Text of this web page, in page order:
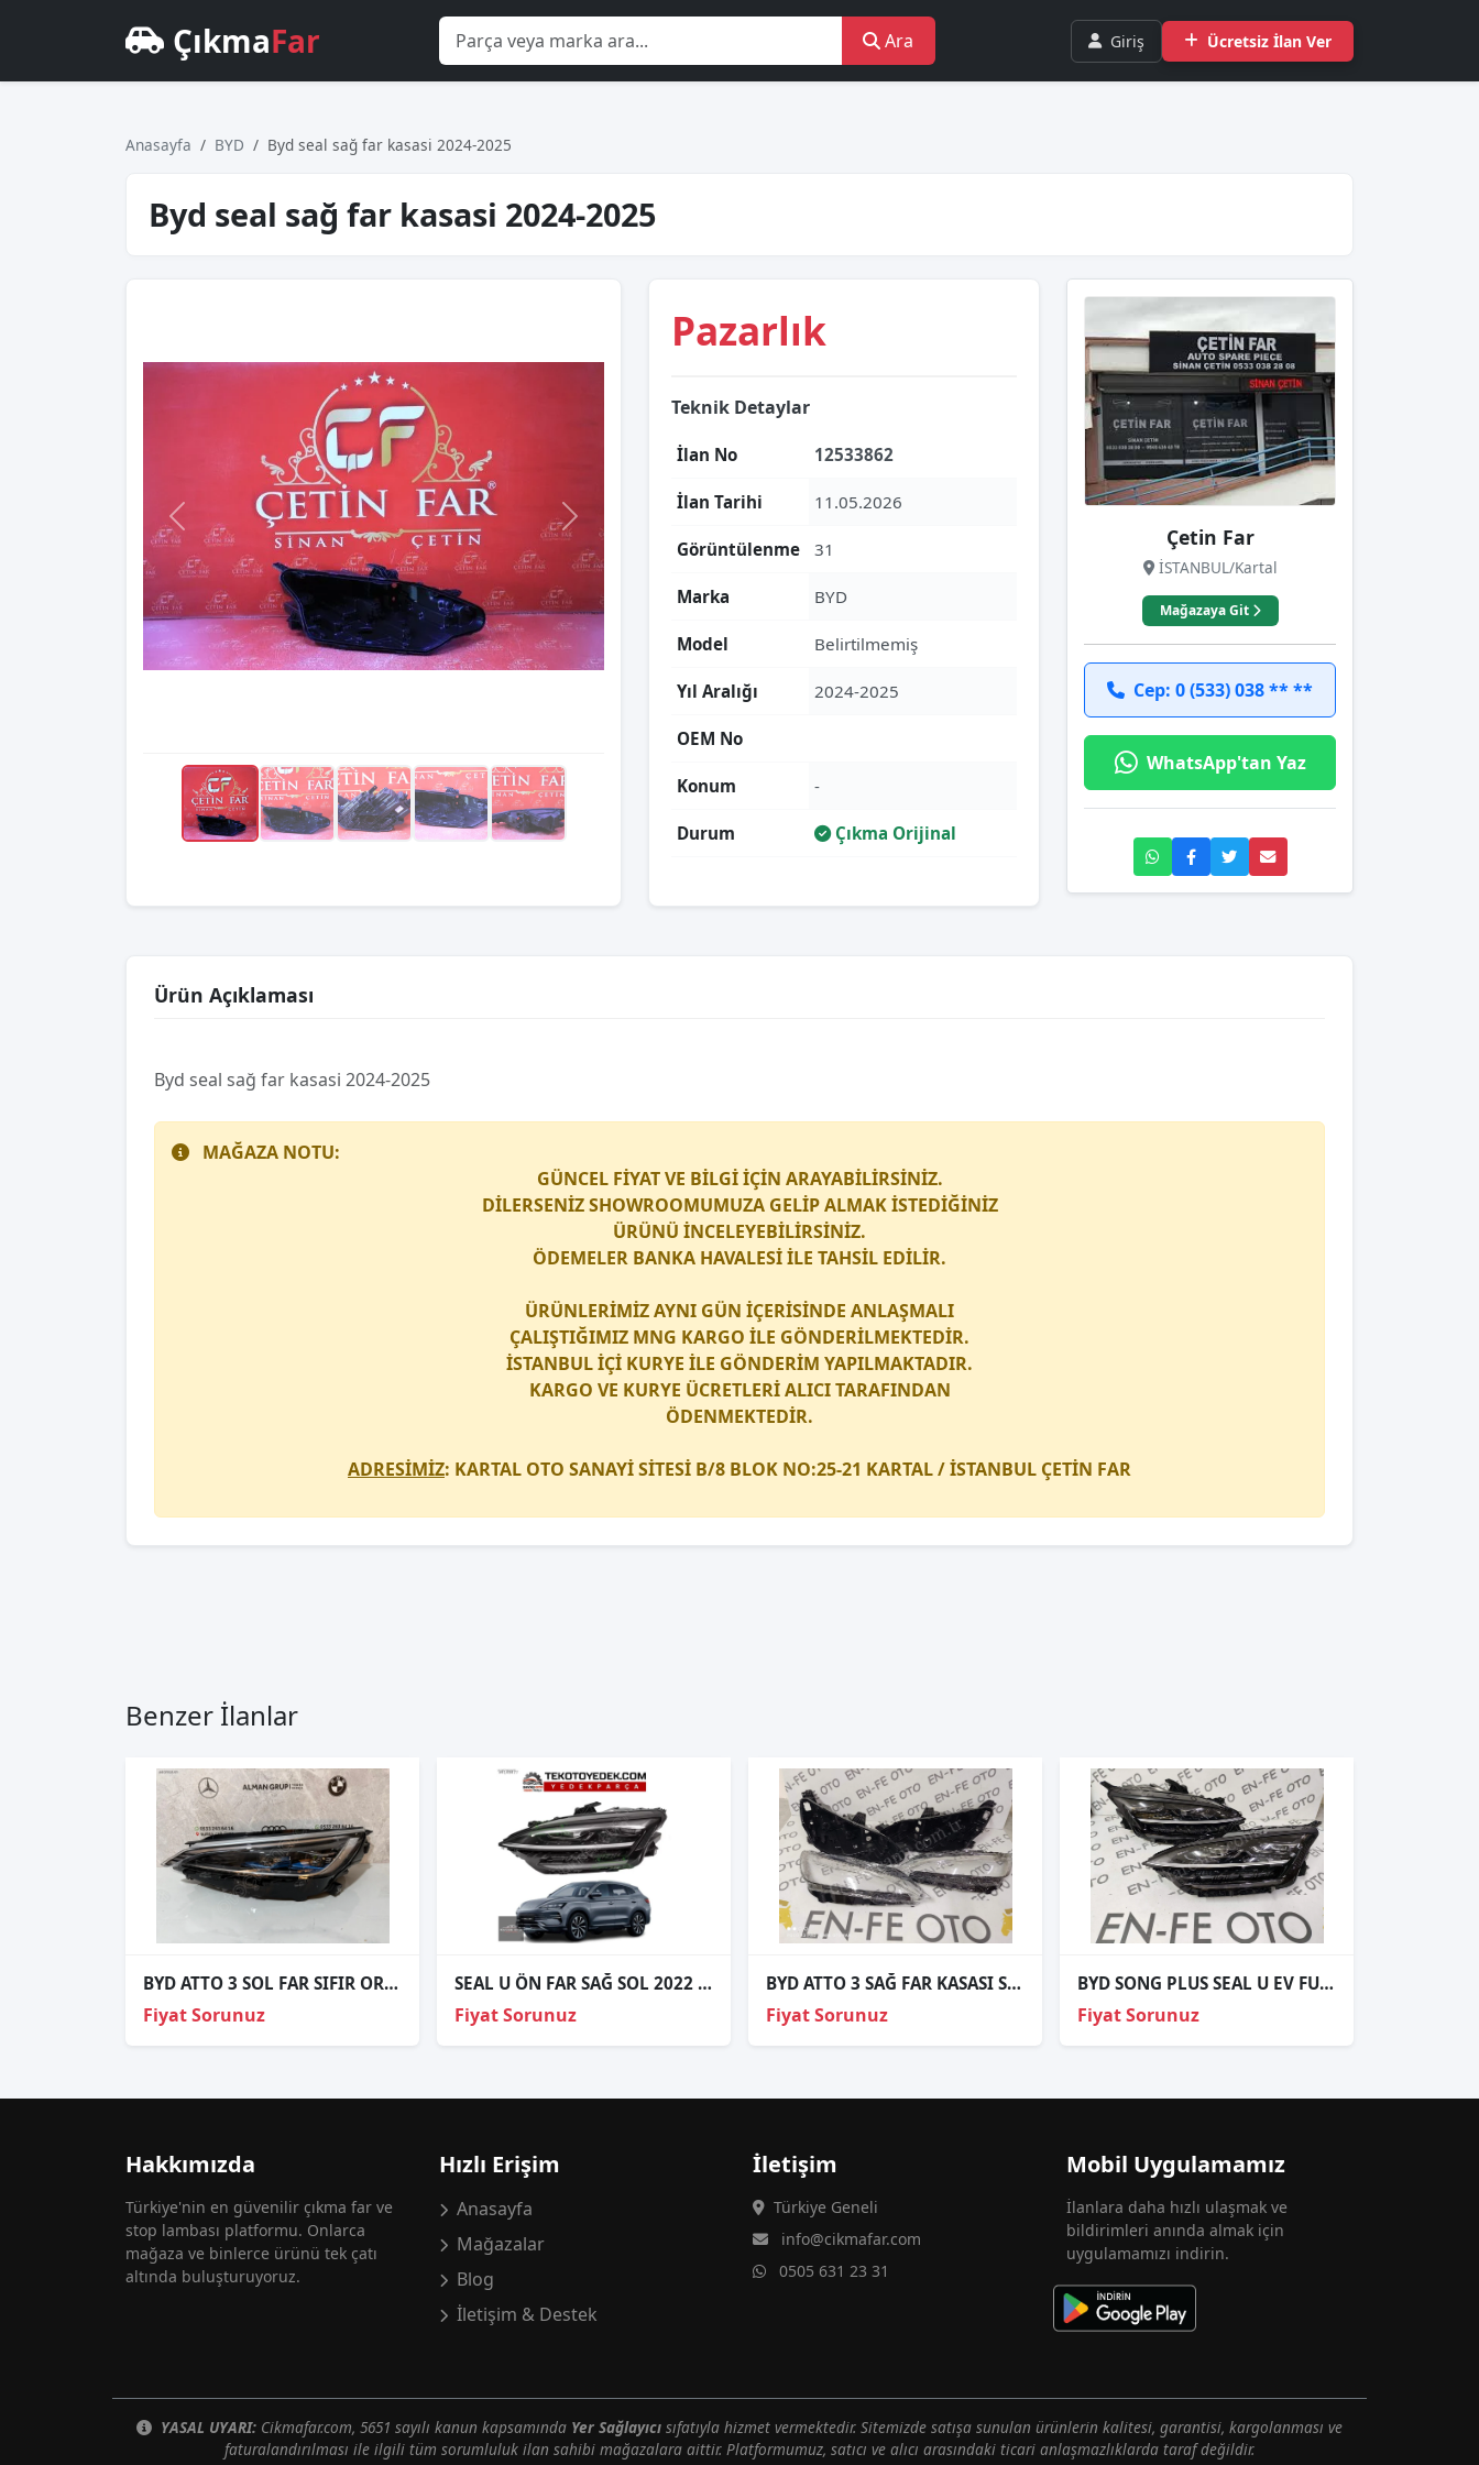
ÇıkmaFar Ara Giriş Ücretsiz İlan Ver
Anasayfa BYD Byd seal sağ far kasasi 2024-2025
Byd seal sağ far kasasi 2024-2025
Pazarlık
Teknik Detaylar
İlan No 12533862
İlan Tarihi 11.05.2026
Görüntülenme 31
Marka BYD
Model Belirtilmemiş
Yıl Aralığı 2024-2025
OEM No
Konum -
Durum Çıkma Orijinal
Çetin Far
İSTANBUL/Kartal
Mağazaya Git
Cep: 0 (533) 038 ** **
WhatsApp'tan Yaz
Ürün Açıklaması
Byd seal sağ far kasasi 2024-2025
MAĞAZA NOTU:
GÜNCEL FİYAT VE BİLGİ İÇİN ARAYABİLİRSİNİZ.
DİLERSENİZ SHOWROOMUMUZA GELİP ALMAK İSTEDİĞİNİZ
ÜRÜNÜ İNCELEYEBİLİRSİNİZ.
ÖDEMELER BANKA HAVALESİ İLE TAHSİL EDİLİR.
ÜRÜNLERİMİZ AYNI GÜN İÇERİSİNDE ANLAŞMALI
ÇALIŞTIĞIMIZ MNG KARGO İLE GÖNDERİLMEKTEDİR.
İSTANBUL İÇİ KURYE İLE GÖNDERİM YAPILMAKTADIR.
KARGO VE KURYE ÜCRETLERİ ALICI TARAFINDAN
ÖDENMEKTEDİR.
ADRESİMİZ: KARTAL OTO SANAYİ SİTESİ B/8 BLOK NO:25-21 KARTAL / İSTANBUL ÇETİN FAR
Benzer İlanlar
BYD ATTO 3 SOL FAR SIFIR ORJİNAL 23-25
Fiyat Sorunuz
SEAL U ÖN FAR SAĞ SOL 2022 VE ÜZERİ / SINIRLI STOK
Fiyat Sorunuz
BYD ATTO 3 SAĞ FAR KASASI SIFIR
Fiyat Sorunuz
BYD SONG PLUS SEAL U EV FULL LED SOL FAR SIFIR
Fiyat Sorunuz
Hakkımızda
Türkiye'nin en güvenilir çıkma far ve
stop lambası platformu. Onlarca
mağaza ve binlerce ürünü tek çatı
altında buluşturuyoruz.
Hızlı Erişim
Anasayfa
Mağazalar
Blog
İletişim & Destek
İletişim
Türkiye Geneli
info@cikmafar.com
0505 631 23 31
Mobil Uygulamamız
İlanlara daha hızlı ulaşmak ve
bildirimleri anında almak için
uygulamamızı indirin.
YASAL UYARI: Cikmafar.com, 5651 sayılı kanun kapsamında Yer Sağlayıcı sıfatıyla hizmet vermektedir. Sitemizde satışa sunulan ürünlerin kalitesi, garantisi, kargolanması ve
faturalandırılması ile ilgili tüm sorumluluk ilan sahibi mağazalara aittir. Platformumuz, satıcı ve alıcı arasındaki ticari anlaşmazlıklarda taraf değildir.